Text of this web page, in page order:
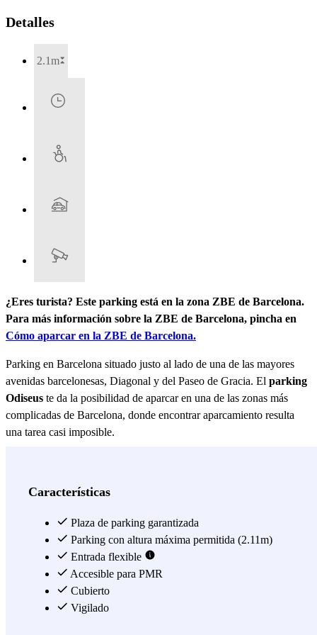
Detalles
2.1m
¿Eres turista? Este parking está en la zona ZBE de Barcelona.
Para más información sobre la ZBE de Barcelona, pincha en
Cómo aparcar en la ZBE de Barcelona.
Parking en Barcelona situado justo al lado de una de las mayores
avenidas barcelonesas, Diagonal y del Paseo de Gracia. El parking
Odiseus te da la posibilidad de aparcar en una de las zonas más
complicadas de Barcelona, donde encontrar aparcamiento resulta
una tarea casi imposible.
aparcamiento, la Plaça de Francesc Macià. A esa misma distancia
minutos el Hospital Plató y a menos de 15 el Hospital Clínic de
Barcelona, por lo que el aparcamiento Odiseus es una magnífica
alternativa para dejar tu coche si tienes que acudir a algunos de estos
centros médicos, ya que este parking abre las 24 horas del día los
365 días de año.
Características
Plaza de parking garantizada
Parking con altura máxima permitida (2.11m)
Entrada flexible
Accesible para PMR
Cubierto
Vigilado